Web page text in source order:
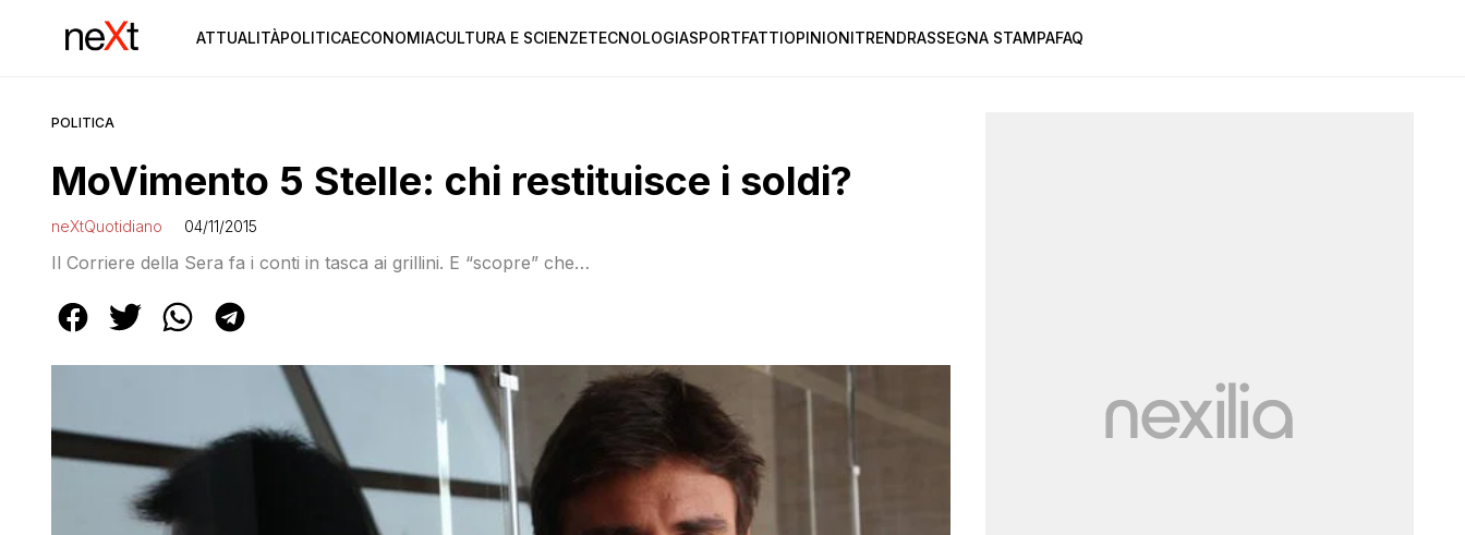
ATTUALITÀPOLITICAECONOMIACULTURA E SCIENZETECNOLOGIASPORTFATTIOPINIONITRENDRASSEGNA STAMPAFAQ
POLITICA
MoVimento 5 Stelle: chi restituisce i soldi?
neXtQuotidiano 04/11/2015
Il Corriere della Sera fa i conti in tasca ai grillini. E “scopre” che…